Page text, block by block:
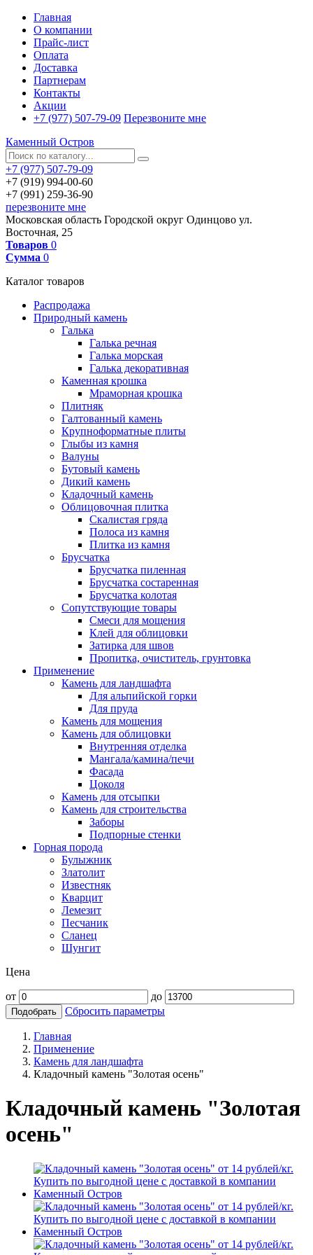
Главная
О компании
Прайс-лист
Оплата
Доставка
Партнерам
Контакты
Акции
+7 (977) 507-79-09 Перезвоните мне
Каменный Остров
+7 (977) 507-79-09
+7 (919) 994-00-60
+7 (991) 259-36-90
перезвоните мне
Московская область Городской округ Одинцово ул.
Восточная, 25
Товаров 0
Сумма 0
Каталог товаров
Распродажа
Природный камень
Галька
Галька речная
Галька морская
Галька декоративная
Каменная крошка
Мраморная крошка
Плитняк
Галтованный камень
Крупноформатные плиты
Глыбы из камня
Валуны
Бутовый камень
Дикий камень
Кладочный камень
Облицовочная плитка
Скалистая гряда
Полоса из камня
Плитка из камня
Брусчатка
Брусчатка пиленная
Брусчатка состаренная
Брусчатка колотая
Сопутствующие товары
Смеси для мощения
Клей для облицовки
Затирка для швов
Пропитка, очиститель, грунтовка
Применение
Камень для ландшафта
Для альпийской горки
Для пруда
Камень для мощения
Камень для облицовки
Внутренняя отделка
Мангала/камина/печи
Фасада
Цоколя
Камень для отсыпки
Камень для строительства
Заборы
Подпорные стенки
Горная порода
Булыжник
Златолит
Известняк
Кварцит
Лемезит
Песчаник
Сланец
Шунгит
Цена
от до
Подобрать Сбросить параметры
Главная
Применение
Камень для ландшафта
Кладочный камень "Золотая осень"
Кладочный камень "Золотая
осень"